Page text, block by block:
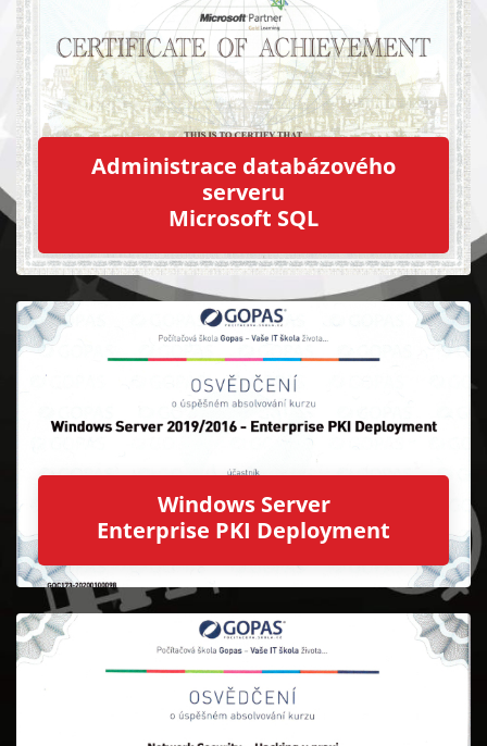
Administrace databázového
serveru
Microsoft SQL
Windows Server
Enterprise PKI Deployment